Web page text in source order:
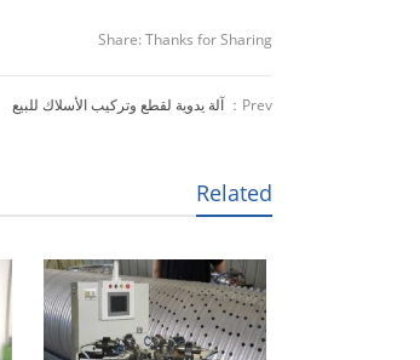
Share: Thanks for Sharing
Prev： آلة يدوية لقطع وتركيب الأسلاك للبيع
Related